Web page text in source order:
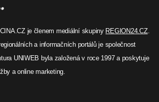
je členem mediální skupiny REGION24.CZ.
a informačních portálů je společnost
UNIWEB byla založená v roce 1997 a poskytuje
a online marketing.